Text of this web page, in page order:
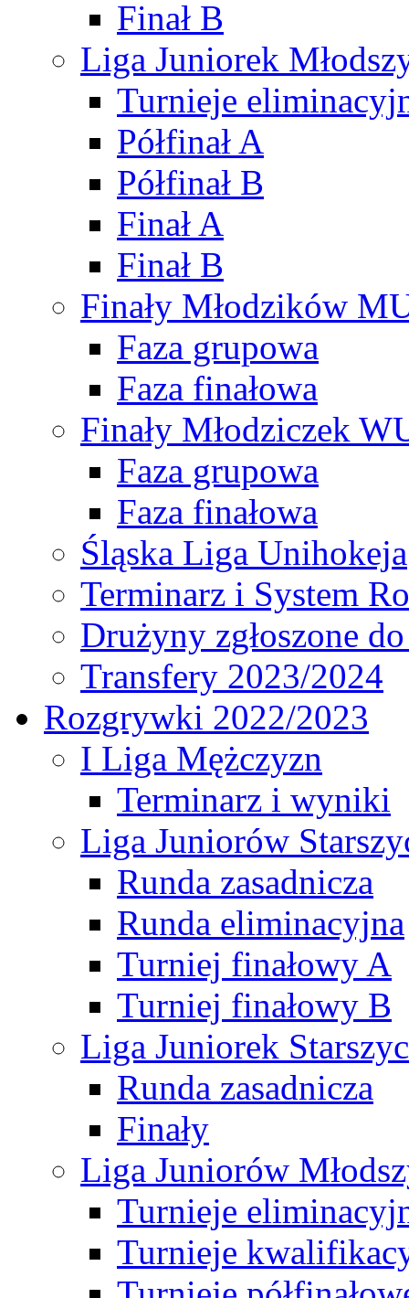
Finał B
Liga Juniorek
Turnieje
Półfinał A
Półfinał B
Finał A
Finał B
Finały Młodzików
Faza grupowa
Faza finałowa
Finały Młodziczek
Faza grupowa
Faza finałowa
Śląska Liga Unihokeja
Terminarz i System
Drużyny zgłoszone
Transfery 2023/2024
Rozgrywki 2022/2023
I Liga Mężczyzn
Terminarz i wyniki
Liga Juniorów
Runda zasadnicza
Runda eliminacyjna
Turniej finałowy A
Turniej finałowy B
Liga Juniorek
Runda zasadnicza
Finały
Liga Juniorów
Turnieje
Turnieje